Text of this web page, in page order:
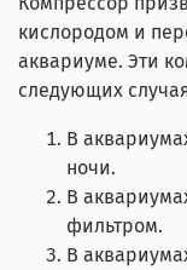
кислородом и
аквариуме. Эти
следующих
В
ночи.
В
фильтром.
В